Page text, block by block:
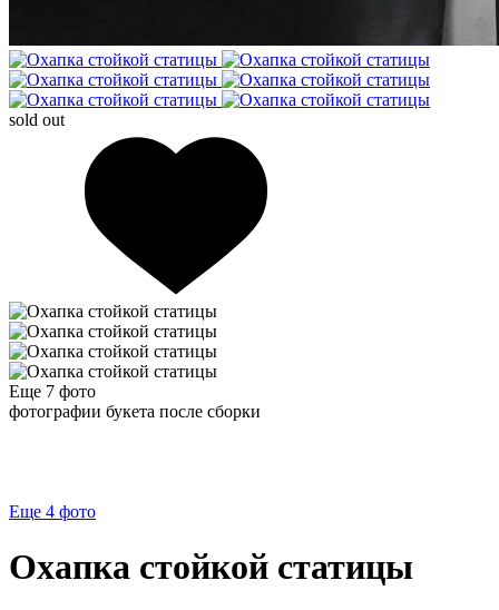
sold out
Еще 7 фото
фотографии букета после сборки
Еще 4 фото
Охапка стойкой статицы